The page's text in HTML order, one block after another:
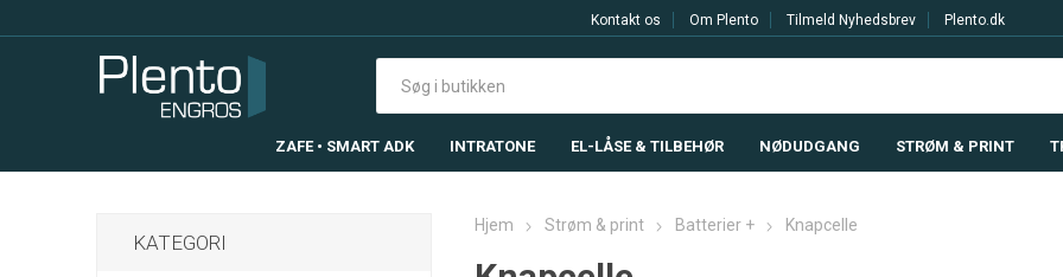
Kontakt os Om Plento Tilmeld Nyhedsbrev Plento.dk
ZAFE • SMART ADK INTRATONE EL-LÅSE & TILBEHØR NØDUDGANG STRØM & PRINT
Hjem Strøm & print Batterier + Knapcelle
KATEGORI